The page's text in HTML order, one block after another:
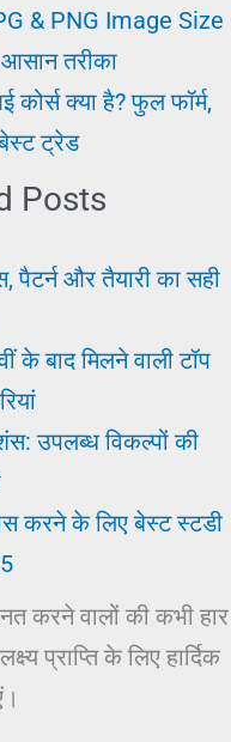
& PNG Image Size
तरीका
क्या है? फुल फॉर्म,
ट्रेड
Posts
और तैयारी का सही
बाद मिलने वाली टॉप
उपलब्ध विकल्पों की
करने के लिए बेस्ट स्टडी
करने वालों की कभी हार
प्राप्ति के लिए हार्दिक